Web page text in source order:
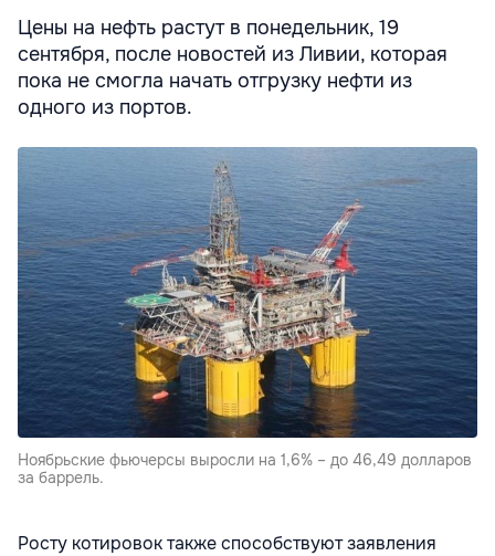
Цены на нефть растут в понедельник, 19
сентября, после новостей из Ливии, которая
пока не смогла начать отгрузку нефти из
одного из портов.
Ноябрьские фьючерсы выросли на 1,6% – до 46,49 долларов
за баррель.
Росту котировок также способствуют заявления